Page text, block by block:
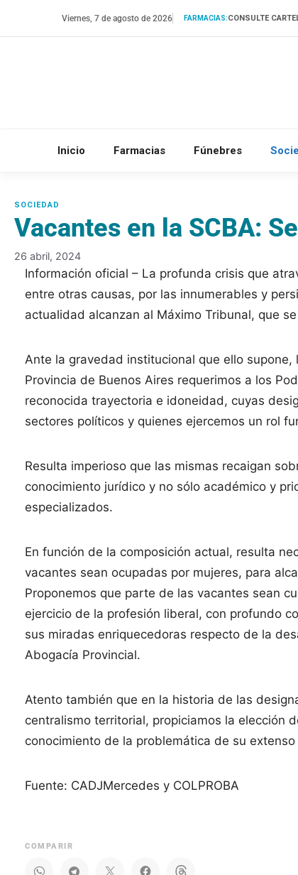
Viernes, 7 de agosto de 2026 FARMACIAS:CONSULTE
Inicio Farmacias Fúnebres
Vacantes en la SCBA:
26 abril, 2024
Información oficial – La profunda crisis que
entre otras causas, por las innumerables y
actualidad alcanzan al Máximo Tribunal, que
Ante la gravedad institucional que ello
Provincia de Buenos Aires requerimos a los
reconocida trayectoria e idoneidad, cuyas
sectores políticos y quienes ejercemos un rol
Resulta imperioso que las mismas recaigan
conocimiento jurídico y no sólo académico y
especializados.
En función de la composición actual, resulta
vacantes sean ocupadas por mujeres, para
Proponemos que parte de las vacantes sean
ejercicio de la profesión liberal, con profundo
sus miradas enriquecedoras respecto de la
Abogacía Provincial.
Atento también que en la historia de las
centralismo territorial, propiciamos la elección
conocimiento de la problemática de su
Fuente: CADJMercedes y COLPROBA
COMPARIR